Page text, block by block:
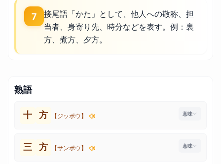
7
接尾語「かた」として、他人への敬称、担
当者、身寄り先、時分などを表す。例：裏
方、煮方、夕方。
熟語
十 方 【ジッポウ】
三 方 【サンポウ】